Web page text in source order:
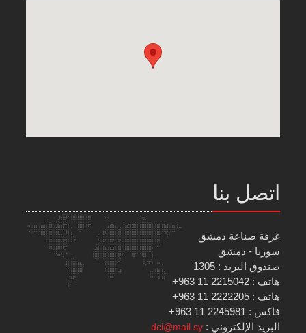
اتصل بنا
غرفة صناعة دمشق
سوريا - دمشق
صندوق البريد : 1305
هاتف : 2215042 11 963+
هاتف : 2222205 11 963+
فاكس : 2245981 11 963+
البريد الإلكتروني :dci@mail.sy